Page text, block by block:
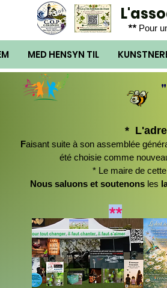
** Pour
MED HENSYN TIL
"
*
Faisant suite à son assemblée
été choisie comme
* Le maire de
Nous saluons et soutenonsles
**